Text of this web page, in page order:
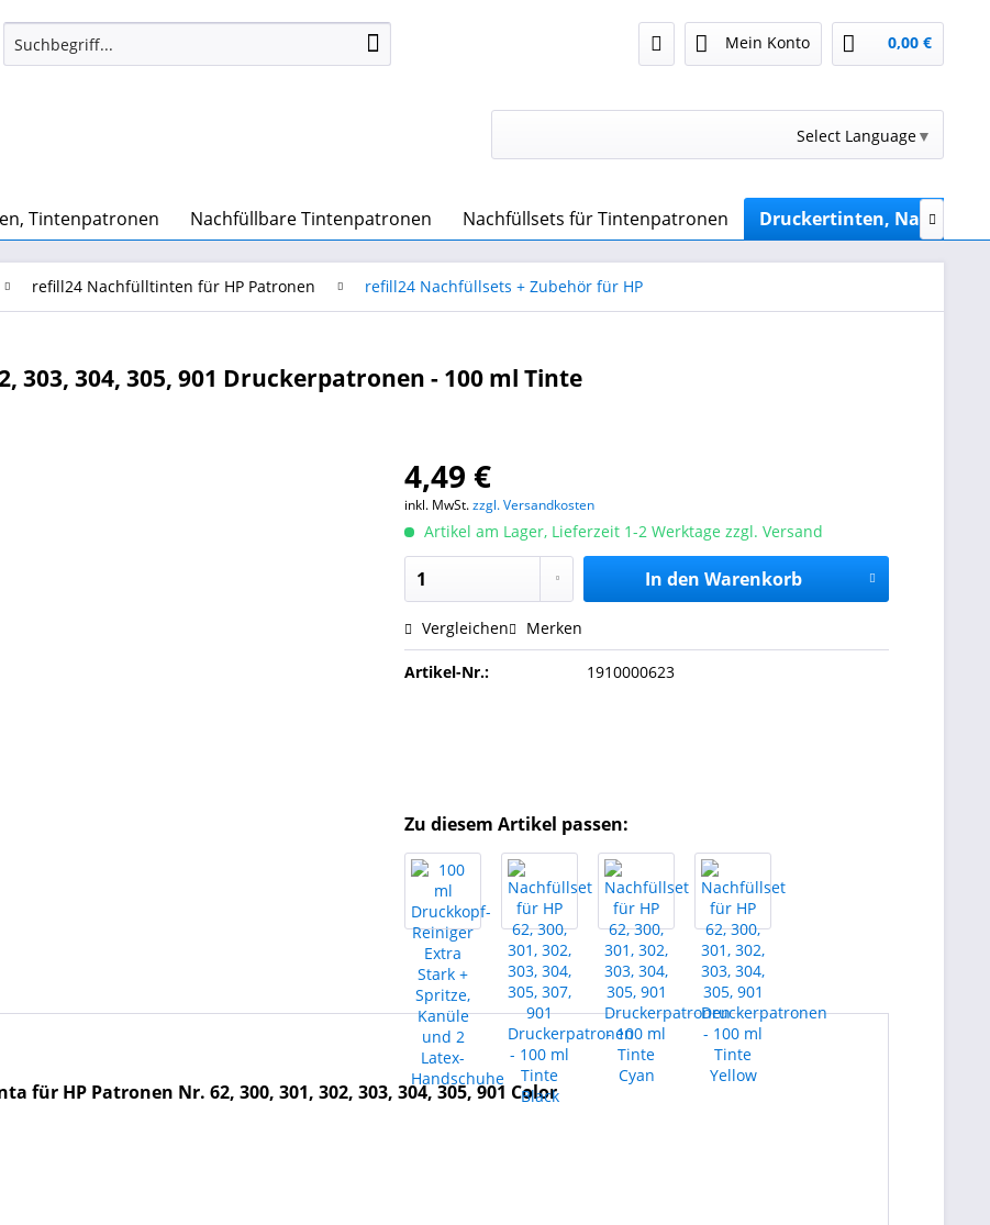
Mein Konto 0,00 €
Select Language▼
Tintenpatronen Nachfüllbare Tintenpatronen Nachfüllsets für Tintenpatronen Druckertinten, 
refill24 Nachfülltinten für HP Patronen refill24 Nachfüllsets + Zubehör für HP
303, 304, 305, 901 Druckerpatronen - 100 ml Tinte
4,49 €
inkl. MwSt.zzgl. Versandkosten
Artikel am Lager, Lieferzeit 1-2 Werktage zzgl. Versand
In den Warenkorb
Vergleichen Merken
Artikel-Nr.: 1910000623
Zu diesem Artikel passen:
für HP Patronen Nr. 62, 300, 301, 302, 303, 304, 305, 901 Color